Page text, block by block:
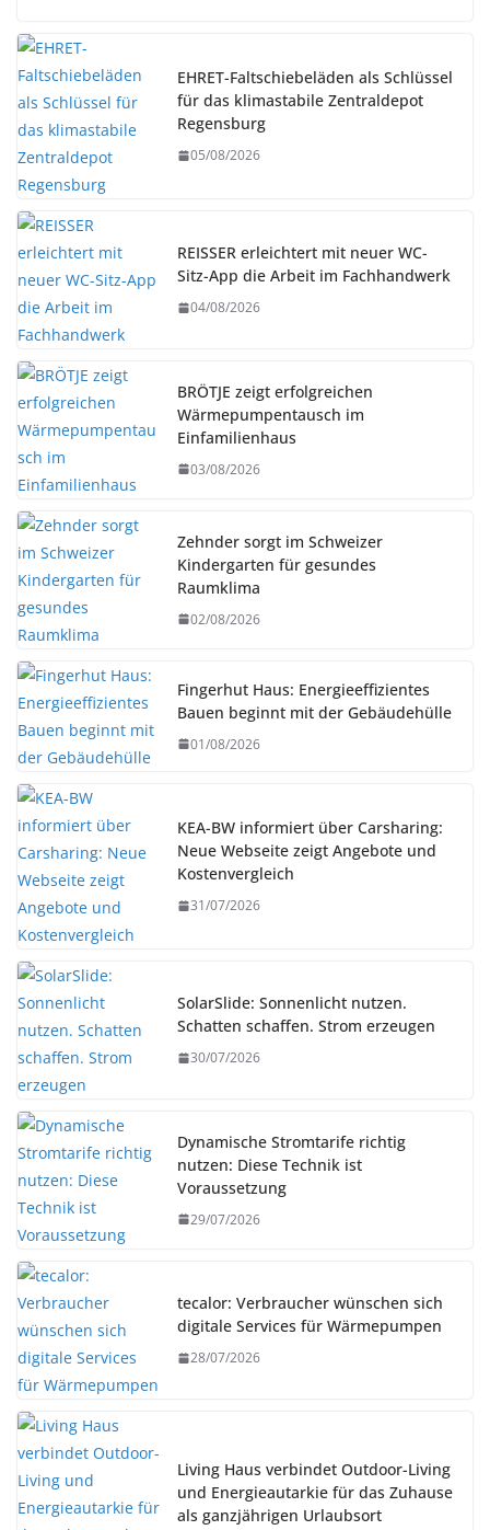
EHRET-Faltschiebeläden als Schlüssel
für das klimastabile Zentraldepot
Regensburg
05/08/2026
REISSER erleichtert mit neuer WC-
Sitz-App die Arbeit im Fachhandwerk
04/08/2026
BRÖTJE zeigt erfolgreichen
Wärmepumpentausch im
Einfamilienhaus
03/08/2026
Zehnder sorgt im Schweizer
Kindergarten für gesundes
Raumklima
02/08/2026
Fingerhut Haus: Energieeffizientes
Bauen beginnt mit der Gebäudehülle
01/08/2026
KEA-BW informiert über Carsharing:
Neue Webseite zeigt Angebote und
Kostenvergleich
31/07/2026
SolarSlide: Sonnenlicht nutzen.
Schatten schaffen. Strom erzeugen
30/07/2026
Dynamische Stromtarife richtig
nutzen: Diese Technik ist
Voraussetzung
29/07/2026
tecalor: Verbraucher wünschen sich
digitale Services für Wärmepumpen
28/07/2026
Living Haus verbindet Outdoor-Living
und Energieautarkie für das Zuhause
als ganzjährigen Urlaubsort